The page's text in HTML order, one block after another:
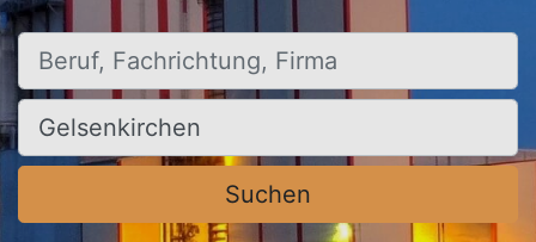
Beruf, Fachrichtung, Firma
Ort, Stadt
Suchen